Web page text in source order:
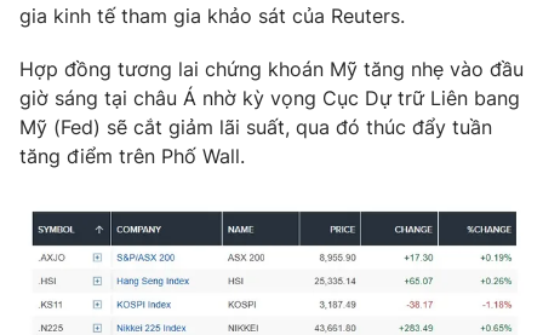
Thị trường 24h Tấm lòng Việt
VTV9 VTV8
Liên hệ tòa soạn English
gia kinh tế tham gia khảo sát của Reuters.
Hợp đồng tương lai chứng khoán Mỹ tăng nhẹ vào đầu
giờ sáng tại châu Á nhờ kỳ vọng Cục Dự trữ Liên bang
Mỹ (Fed) sẽ cắt giảm lãi suất, qua đó thúc đẩy tuần
tăng điểm trên Phố Wall.